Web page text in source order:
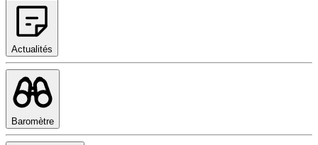
Actualités
Baromètre